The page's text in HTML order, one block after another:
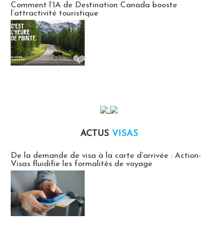
Comment l’IA de Destination Canada booste
l’attractivité touristique
ACTUS VISAS
De la demande de visa à la carte d’arrivée : Action-
Visas fluidifie les formalités de voyage